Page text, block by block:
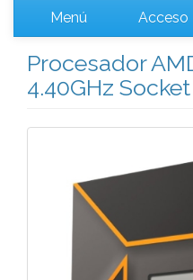
Menú Acceso
Procesador
4.40GHz